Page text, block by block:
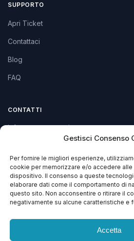
Gestisci Consenso
Per fornire le migliori esperienze,
cookie per memorizzare e/o accedere
dispositivo. Il consenso a queste
elaborare dati come il comportamento di
questo sito. Non acconsentire o ritirare il
negativamente su alcune caratteristiche e
Accetta
SUPPORTO
Apri Ticket
Contattaci
Blog
FAQ
CONTATTI
info@soccorsowp.it
PEC: gtechgroup@pec.it
Privacy Policy
Cookie Policy
Termini e Condizioni